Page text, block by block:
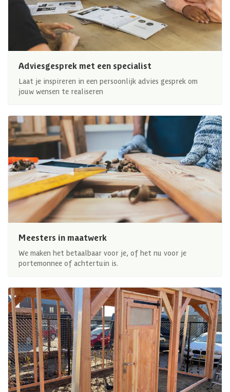
Adviesgesprek met een specialist
Laat je inspireren in een persoonlijk advies gesprek om
jouw wensen te realiseren
Meesters in maatwerk
We maken het betaalbaar voor je, of het nu voor je
portemonnee of achtertuin is.